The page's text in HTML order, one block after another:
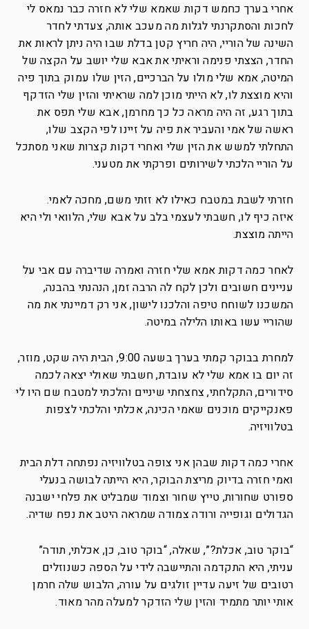
אחרי בערך כחמש דקות שאמא שלי לא חזרה כבר נמאס לי
לחכות והסתקרנתי לגלות מה מעכב אותה, צעדתי לחדר
השינה של הוריי, היה חריץ קטן בדלת שבו היה ניתן לראות את
החדר, הצצתי פנימה וראיתי את אבא שלי יושב על הקצה של
המיטה, אמא שלי מולו על הברכיים, הזין שלו עמוק בתוך פיה
והיא מוצצת לו, לא הייתי מוכן למה שראיתי והזין שלי הזדקף
בתוך רגע, זה היה מראה כל כך מחרמן, אבא שלי תפס את
ראשה של אמי והעביר את פיה על זיינו לפי הקצב שלו,
התחלתי למשש את הזין שלי ואחרי דקות קצרות שאני מסתכל
על הוריי הלכתי לשירותים ופרקתי את מטעני.
חזרתי לשבת במטבח כאילו לא זזתי משם, מחכה לאמי.
איזה כיף לו, חשבתי לעצמי בלב על אבא שלי, הלוואי ולי היא
הייתה מוצצת.
לאחר כמה דקות אמא שלי חזרה ואמרה שדיברה עם אבי על
עניינים חשובים ולכן לקח לה הרבה זמן, הנהנתי בהבנה,
המשכנו לשוחח טיפה והלכנו לישון, אני רק דמיינתי את מה
שהוריי עשו באותו הלילה במיטה.
למחרת בבוקר קמתי בערך בשעה 9:00, הבית היה שקט, מוזר,
זה יום בו אמא שלי לא עובדת, חשבתי שאולי יצאה לכמה
סידורים, התקלחתי, צחצחתי שיניים והלכתי למטבח שם היו לי
פאנקייקים מוכנים שאמי הכינה, אכלתי והלכתי לצפות
בטלוויזיה.
אחרי כמה דקות שבהן אני צופה בטלוויזיה נפתחה דלת הבית
ואמי חזרה בדיוק מריצת הבוקר, היא הייתה לבושה בנעלי
ספורט שחורות, טייץ שחור וצמוד שמבליט את פלחי ישבנה
הגדולים וגופייה ורודה צמודה שמראה היטב את נפח שדיה.
“בוקר טוב, אכלת?”, שאלה, “בוקר טוב, כן, אכלתי, תודה”
עניתי, היא התקדמה והתיישבה לידי על הספה כשנוזלים
רטובים של זיעה עדיין זולגים על עורה, הלבוש שלה חרמן
אותי יותר מתמיד והזין שלי הזדקר למעלה מהר מאוד.